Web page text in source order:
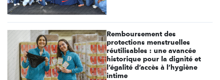
Remboursement des
protections menstruelles
réutilisables : une avancée
historique pour la dignité et
l’égalité d’accès à l’hygiène
intime